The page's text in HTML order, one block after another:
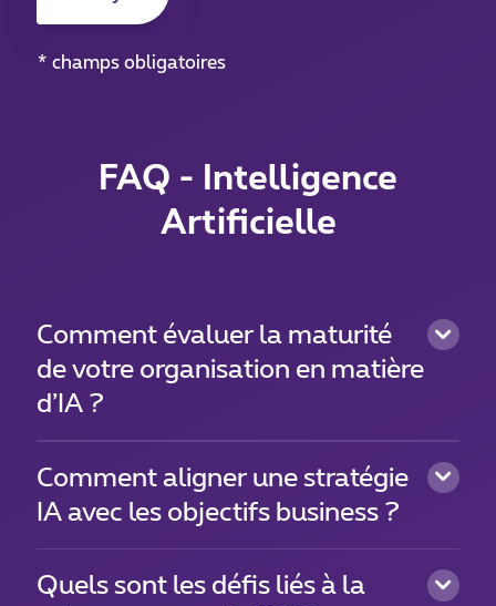
* champs obligatoires
FAQ - Intelligence
Artificielle
Comment évaluer la maturité
de votre organisation en matière
d’IA ?
Comment aligner une stratégie
IA avec les objectifs business ?
Quels sont les défis liés à la